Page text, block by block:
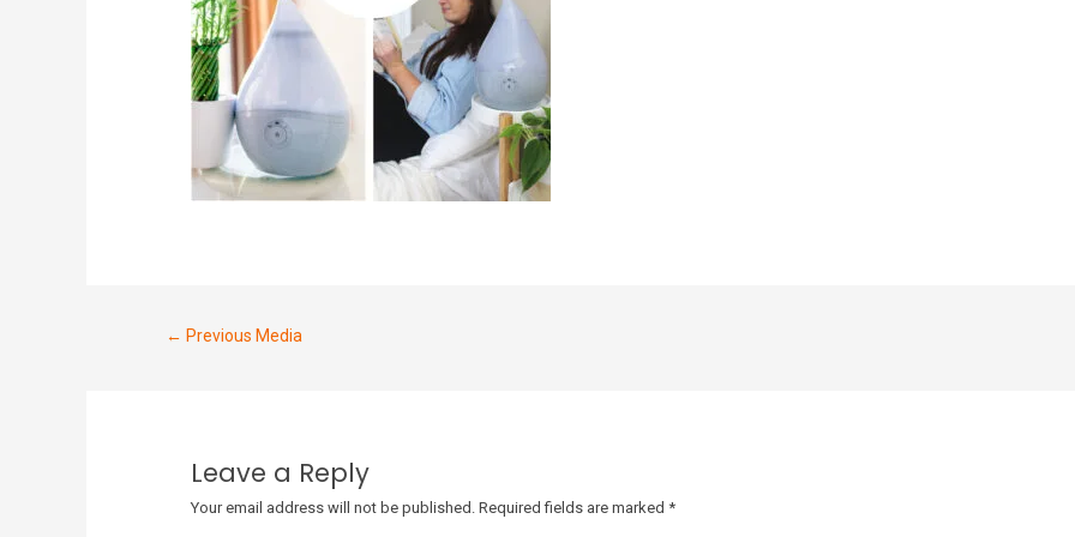
← Previous Media
Leave a Reply
Your email address will not be published. Required fields are marked *